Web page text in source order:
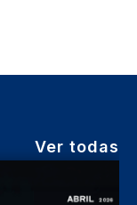
Ver todas